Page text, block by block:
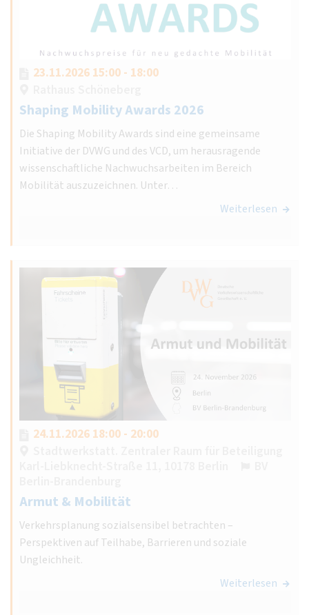
23.11.2026 15:00 - 18:00
Shaping Mobility Awards 2026
Die Shaping Mobility Awards sind eine gemeinsame
Initiative der DVWG und des VCD, um herausragende
wissenschaftliche Nachwuchsarbeiten im Bereich
Mobilität auszuzeichnen. Unter…
Weiterlesen
24.11.2026 18:00 - 20:00
Armut & Mobilität
Verkehrsplanung sozialsensibel betrachten –
Perspektiven auf Teilhabe, Barrieren und soziale
Ungleichheit.
Weiterlesen